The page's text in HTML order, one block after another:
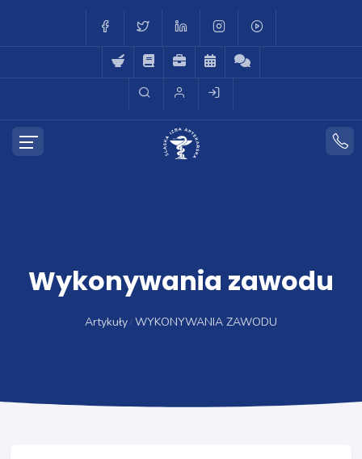
Wykonywania zawodu
Artykuły WYKONYWANIA ZAWODU